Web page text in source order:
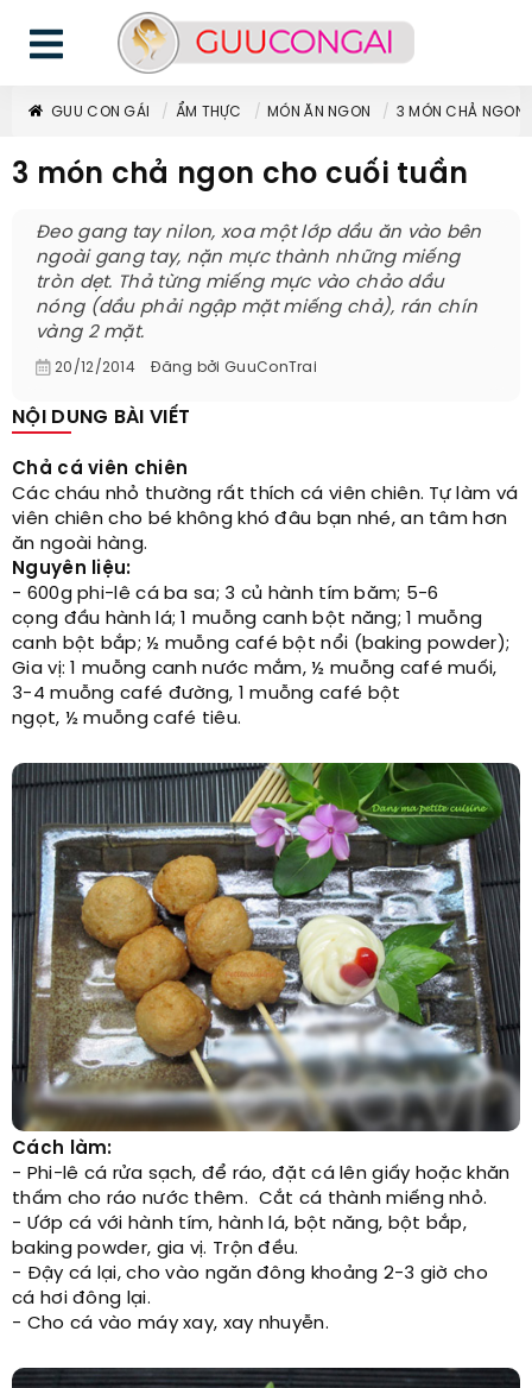
GUU CON GÁI ẨM THỰC MÓN ĂN NGON 3 MÓN CHẢ NGON
3 món chả ngon cho cuối tuần
Đeo gang tay nilon, xoa một lớp dầu ăn vào bên
ngoài gang tay, nặn mực thành những miếng
tròn dẹt. Thả từng miếng mực vào chảo dầu
nóng (dầu phải ngập mặt miếng chả), rán chín
vàng 2 mặt.
20/12/2014 Đăng bởi GuuConTrai
NỘI DUNG BÀI VIẾT
Chả cá viên chiên
Các cháu nhỏ thường rất thích cá viên chiên. Tự làm vá
viên chiên cho bé không khó đâu bạn nhé, an tâm hơn
ăn ngoài hàng.
Nguyên liệu:
- 600g phi-lê cá ba sa; 3 củ hành tím băm; 5-6
cọng đầu hành lá; 1 muỗng canh bột năng; 1 muỗng
canh bột bắp; ½ muỗng café bột nổi (baking powder);
Gia vị: 1 muỗng canh nước mắm, ½ muỗng café muối,
3-4 muỗng café đường, 1 muỗng café bột
ngọt, ½ muỗng café tiêu.
Cách làm:
- Phi-lê cá rửa sạch, để ráo, đặt cá lên giấy hoặc khăn
thấm cho ráo nước thêm. Cắt cá thành miếng nhỏ.
- Ướp cá với hành tím, hành lá, bột năng, bột bắp,
baking powder, gia vị. Trộn đều.
- Đậy cá lại, cho vào ngăn đông khoảng 2-3 giờ cho
cá hơi đông lại.
- Cho cá vào máy xay, xay nhuyễn.